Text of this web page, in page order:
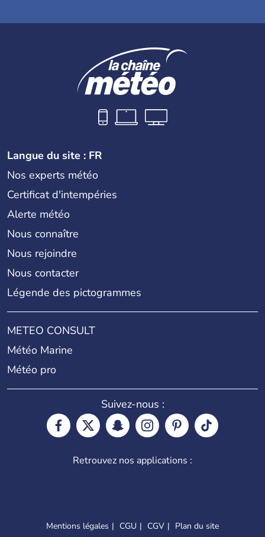
Langue du site : FR
Nos experts météo
Certificat d'intempéries
Alerte météo
Nous connaître
Nous rejoindre
Nous contacter
Légende des pictogrammes
METEO CONSULT
Météo Marine
Météo pro
Suivez-nous :
Retrouvez nos applications :
Mentions légales CGU CGV Plan du site